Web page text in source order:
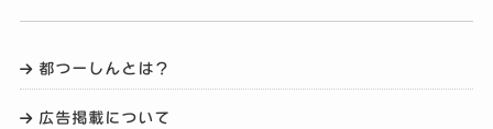
都つーしんとは？
広告掲載について